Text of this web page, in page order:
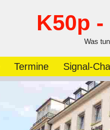
K50p
Was
Termine Signal-